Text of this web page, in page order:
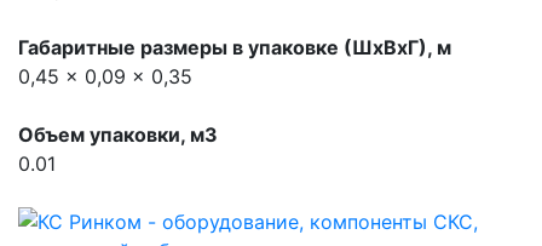
Габаритные размеры в упаковке (ШхВхГ), м
0,45 x 0,09 x 0,35
Объем упаковки, м3
0.01